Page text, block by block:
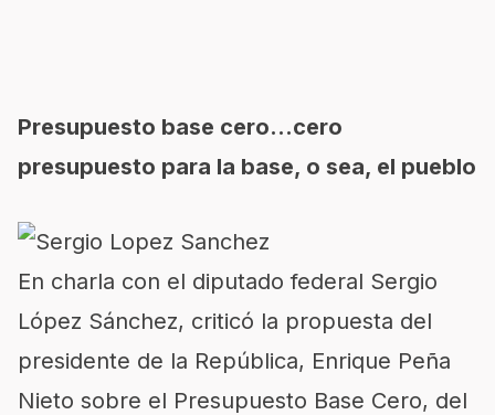
Presupuesto base cero…cero
presupuesto para la base, o sea, el pueblo
En charla con el diputado federal Sergio
López Sánchez, criticó la propuesta del
presidente de la República, Enrique Peña
Nieto sobre el Presupuesto Base Cero, del